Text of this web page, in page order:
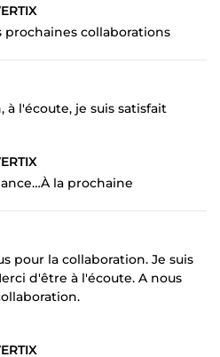
prochaines collaborations
l'écoute, je suis satisfait
la prochaine
pour la collaboration. Je suis
d'être à l'écoute. A nous